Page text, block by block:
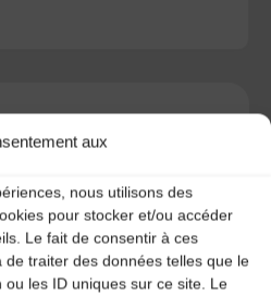
aux
nous utilisons des
pour stocker et/ou accéder
Le fait de consentir à ces
traiter des données telles que le
les ID uniques sur ce site. Le